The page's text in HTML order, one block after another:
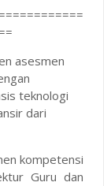
asesmen
teknologi
dari
kompetensi
Guru dan